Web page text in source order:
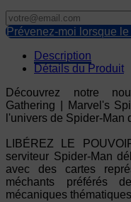
Prévenez-moi lorsque
Description
Détails du Produit
Découvrez notre
Gathering | Marvel's
l'univers de Spider-Man
LIBÉREZ LE
serviteur Spider-Man
avec des cartes
méchants préférés
mécaniques thématiques